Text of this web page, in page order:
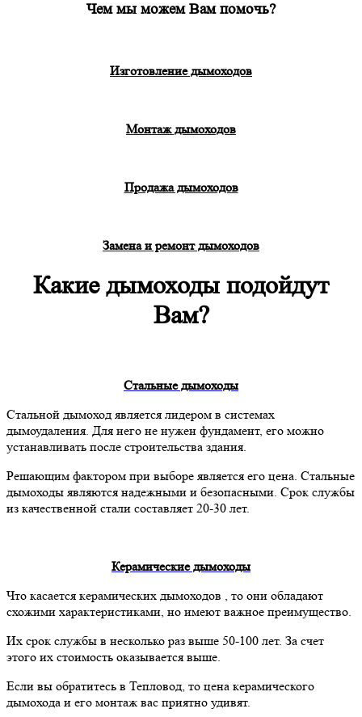
Чем мы можем Вам помочь?
Изготовление дымоходов
Монтаж дымоходов
Продажа дымоходов
Замена и ремонт дымоходов
Какие дымоходы подойдут
Вам?
Стальные дымоходы
Стальной дымоход является лидером в системах
дымоудаления. Для него не нужен фундамент, его можно
устанавливать после строительства здания.
Решающим фактором при выборе является его цена. Стальные
дымоходы являются надежными и безопасными. Срок службы
из качественной стали составляет 20-30 лет.
Керамические дымоходы
Что касается керамических дымоходов , то они обладают
схожими характеристиками, но имеют важное преимущество.
Их срок службы в несколько раз выше 50-100 лет. За счет
этого их стоимость оказывается выше.
Если вы обратитесь в Тепловод, то цена керамического
дымохода и его монтаж вас приятно удивят.